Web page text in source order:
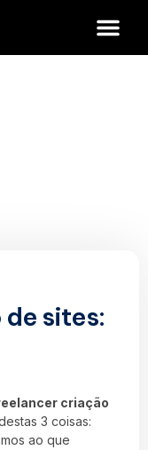
sites:
criação
3 coisas:
ao que